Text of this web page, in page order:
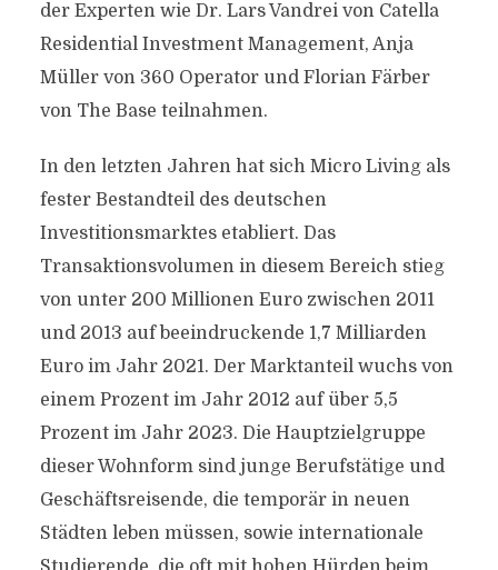
der Experten wie Dr. Lars Vandrei von Catella
Residential Investment Management, Anja
Müller von 360 Operator und Florian Färber
von The Base teilnahmen.
In den letzten Jahren hat sich Micro Living als
fester Bestandteil des deutschen
Investitionsmarktes etabliert. Das
Transaktionsvolumen in diesem Bereich stieg
von unter 200 Millionen Euro zwischen 2011
und 2013 auf beeindruckende 1,7 Milliarden
Euro im Jahr 2021. Der Marktanteil wuchs von
einem Prozent im Jahr 2012 auf über 5,5
Prozent im Jahr 2023. Die Hauptzielgruppe
dieser Wohnform sind junge Berufstätige und
Geschäftsreisende, die temporär in neuen
Städten leben müssen, sowie internationale